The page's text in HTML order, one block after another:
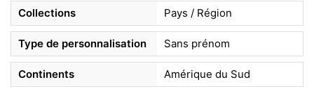
Collections Pays / Région
Type de personnalisation Sans prénom
Continents Amérique du Sud